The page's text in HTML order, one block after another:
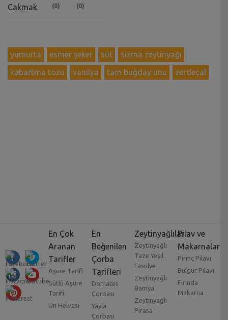
(0) (0)
yumurta esmer şeker süt
sızma zeytinyağı
kabartma tozu
vanilya tam buğday unu zerdeçal
En Çok
Aranan
Tarifler
Aşure Tarifi
Sütlü Aşure
Tarifi
Un Helvası
En
Beğenilen
Çorba
Tarifleri
Domates
Çorbası
Yayla
Çorbası
Zeytinyağlılar
Zeytinyağlı
Taze Yeşil
Fasulye
Zeytinyağlı
Bamya
Zeytinyağlı
Pırasa
Pilav ve
Makarnalar
Pirinç Pilavı
Bulgur Pilavı
Fırında
Makarna